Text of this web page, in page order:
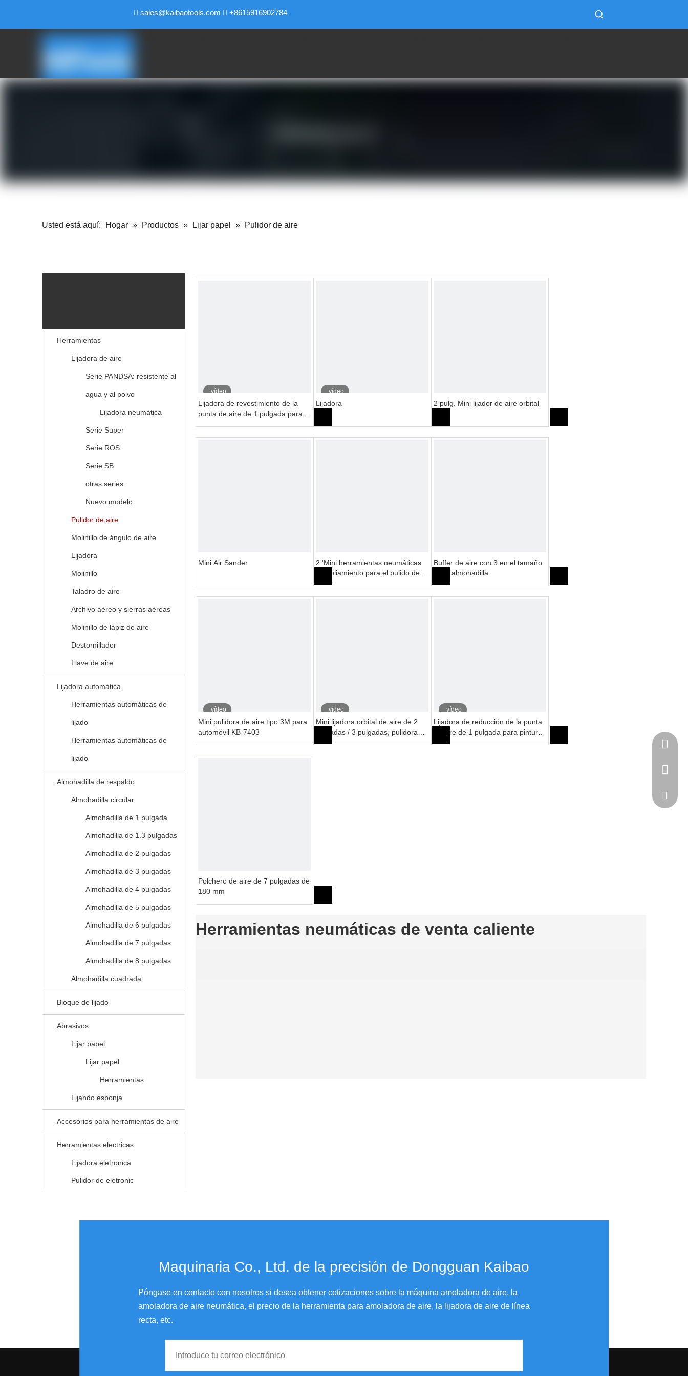
 sales@kaibaotools.com  +8615916902784
Usted está aquí: Hogar » Productos » Lijar papel » Pulidor de aire
Herramientas
Lijadora de aire
Serie PANDSA: resistente al
agua y al polvo
Lijadora neumática
Serie Super
Serie ROS
Serie SB
otras series
Nuevo modelo
Pulidor de aire
Molinillo de ángulo de aire
Lijadora
Molinillo
Taladro de aire
Archivo aéreo y sierras aéreas
Molinillo de lápiz de aire
Destornillador
Llave de aire
Lijadora automática
Herramientas automáticas de
lijado
Herramientas automáticas de
lijado
Almohadilla de respaldo
Almohadilla circular
Almohadilla de 1 pulgada
Almohadilla de 1.3 pulgadas
Almohadilla de 2 pulgadas
Almohadilla de 3 pulgadas
Almohadilla de 4 pulgadas
Almohadilla de 5 pulgadas
Almohadilla de 6 pulgadas
Almohadilla de 7 pulgadas
Almohadilla de 8 pulgadas
Almohadilla cuadrada
Bloque de lijado
Abrasivos
Lijar papel
Lijar papel
Herramientas
Lijando esponja
Accesorios para herramientas de aire
Herramientas electricas
Lijadora eletronica
Pulidor de eletronic
vídeo
Lijadora de revestimiento de la
punta de aire de 1 pulgada para
vídeo
Lijadora 2 pulg. Mini lijador de aire orbital
Mini Air Sander
2 'Mini herramientas neumáticas
de poliamiento para el pulido de
Buffer de aire con 3 en el tamaño
de la almohadilla
vídeo
Mini pulidora de aire tipo 3M para
automóvil KB-7403
vídeo
Mini lijadora orbital de aire de 2
pulgadas / 3 pulgadas, pulidora
vídeo
Lijadora de reducción de la punta
de aire de 1 pulgada para pintura
Polchero de aire de 7 pulgadas de
180 mm
Herramientas neumáticas de venta caliente
Maquinaria Co., Ltd. de la precisión de Dongguan Kaibao
Póngase en contacto con nosotros si desea obtener cotizaciones sobre la máquina amoladora de aire, la
amoladora de aire neumática, el precio de la herramienta para amoladora de aire, la lijadora de aire de línea
recta, etc.